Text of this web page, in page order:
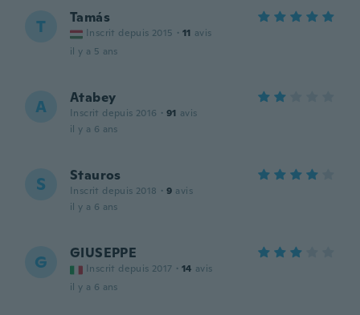
T Tamás
Inscrit depuis 2015 · 11 avis
il y a 5 ans
A Atabey
Inscrit depuis 2016 · 91 avis
il y a 6 ans
S Stauros
Inscrit depuis 2018 · 9 avis
il y a 6 ans
G GIUSEPPE
Inscrit depuis 2017 · 14 avis
il y a 6 ans